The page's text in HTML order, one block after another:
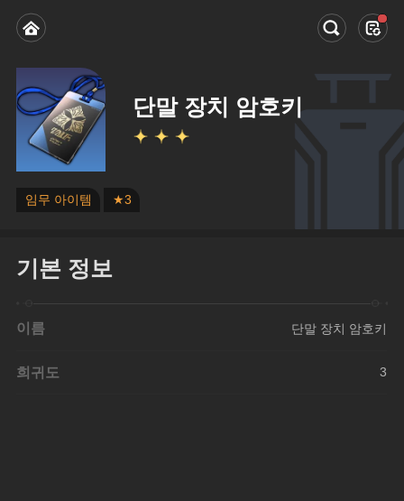
단말 장치 암호키
임무 아이템 ★3
기본 정보
이름 단말 장치 암호키
희귀도 3